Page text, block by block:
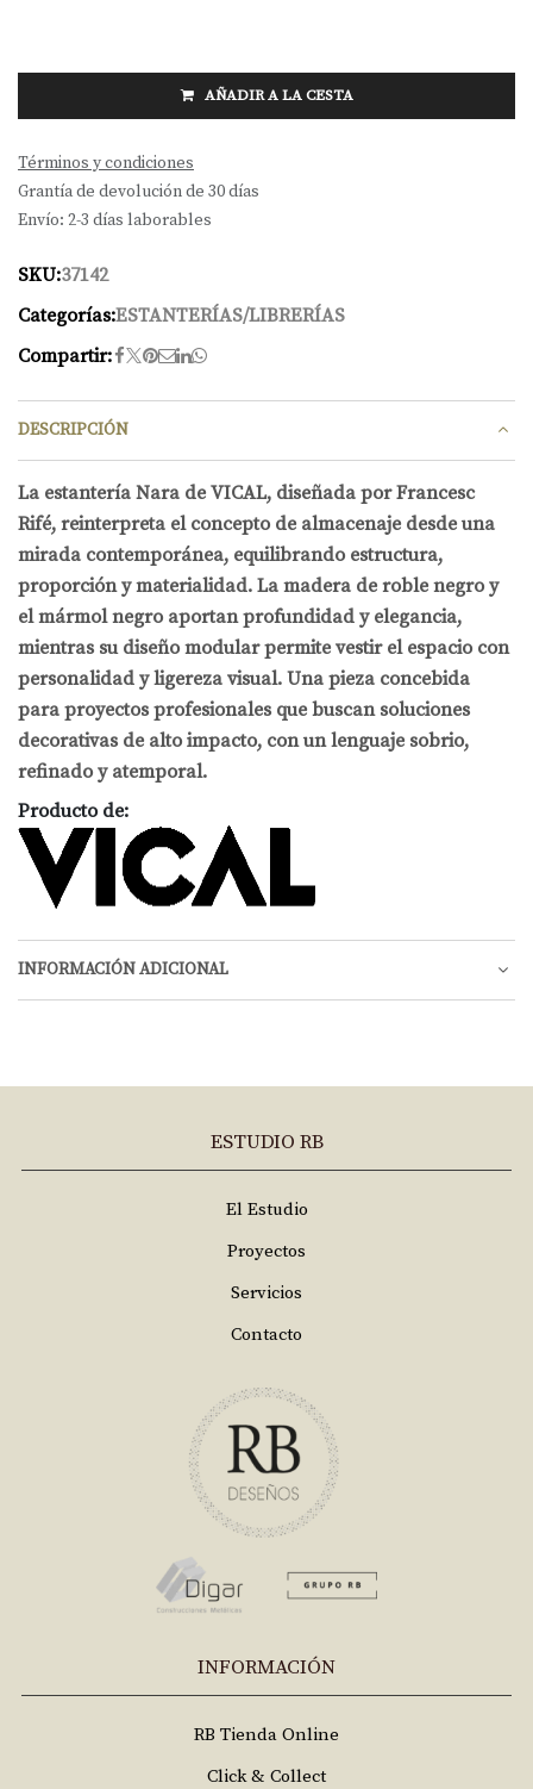
AÑADIR A LA CESTA
Términos y condiciones
Grantía de devolución de 30 días
Envío: 2-3 días laborables
SKU:37142
Categorías:ESTANTERÍAS/LIBRERÍAS
Compartir:
DESCRIPCIÓN
La estantería Nara de VICAL, diseñada por Francesc
Rifé, reinterpreta el concepto de almacenaje desde una
mirada contemporánea, equilibrando estructura,
proporción y materialidad. La madera de roble negro y
el mármol negro aportan profundidad y elegancia,
mientras su diseño modular permite vestir el espacio con
personalidad y ligereza visual. Una pieza concebida
para proyectos profesionales que buscan soluciones
decorativas de alto impacto, con un lenguaje sobrio,
refinado y atemporal.
Producto de:
INFORMACIÓN ADICIONAL
ESTUDIO RB
El Estudio
Proyectos
Servicios
Contacto
INFORMACIÓN
RB Tienda Online
Click & Collect